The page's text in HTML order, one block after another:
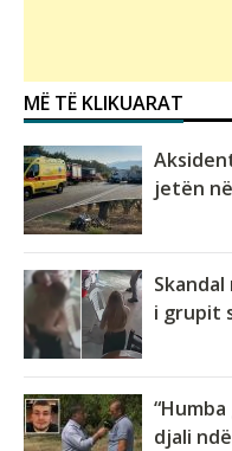
MË TË KLIKUARAT
jetën
i grupit
djali